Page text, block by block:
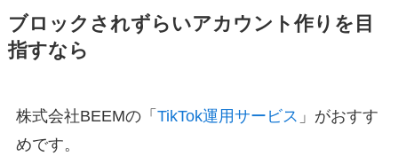
ブロックされずらいアカウント作りを目
指すなら
株式会社BEEMの「 TikTok運用サービス 」がおすす
めです。